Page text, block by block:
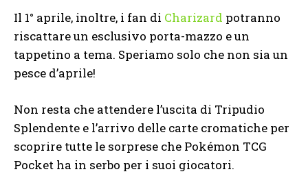
Il 1° aprile, inoltre, i fan di Charizard potranno
riscattare un esclusivo porta-mazzo e un
tappetino a tema. Speriamo solo che non sia un
pesce d’aprile!
Non resta che attendere l’uscita di Tripudio
Splendente e l’arrivo delle carte cromatiche per
scoprire tutte le sorprese che Pokémon TCG
Pocket ha in serbo per i suoi giocatori.